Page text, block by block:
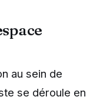
au sein de
se déroule en